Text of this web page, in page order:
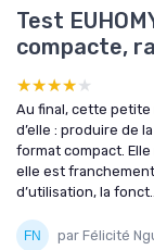
Test
compacte,
★★★★★
★★★★★
Au final, cette petite
d’elle : produire de
format compact.
elle est
d’utilisation, la fonct...
par Félicité